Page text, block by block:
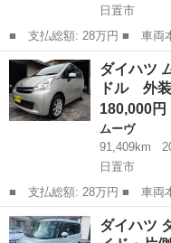
日置市
■ 支払総額: 28万円 ■ 車両本体価格： 180,000 円 ■ メーカー
名： ダイハツ ■ 車種名
証付 エアコアイドル 外装
ニング ＣＤ ■...
鹿児島 日置市 ムーヴ
ダイハツ
ドル 外
180,000円
ムーヴ
91,409km
日置市
■ 支払総額: 28万円 ■ 車両本体価格： 180,000 円 ■ メーカー
名： ダイハツ ■ 車種名
証付 エアコアイドル 外装
鹿児島 日置市 ムーヴ
ダイハツ